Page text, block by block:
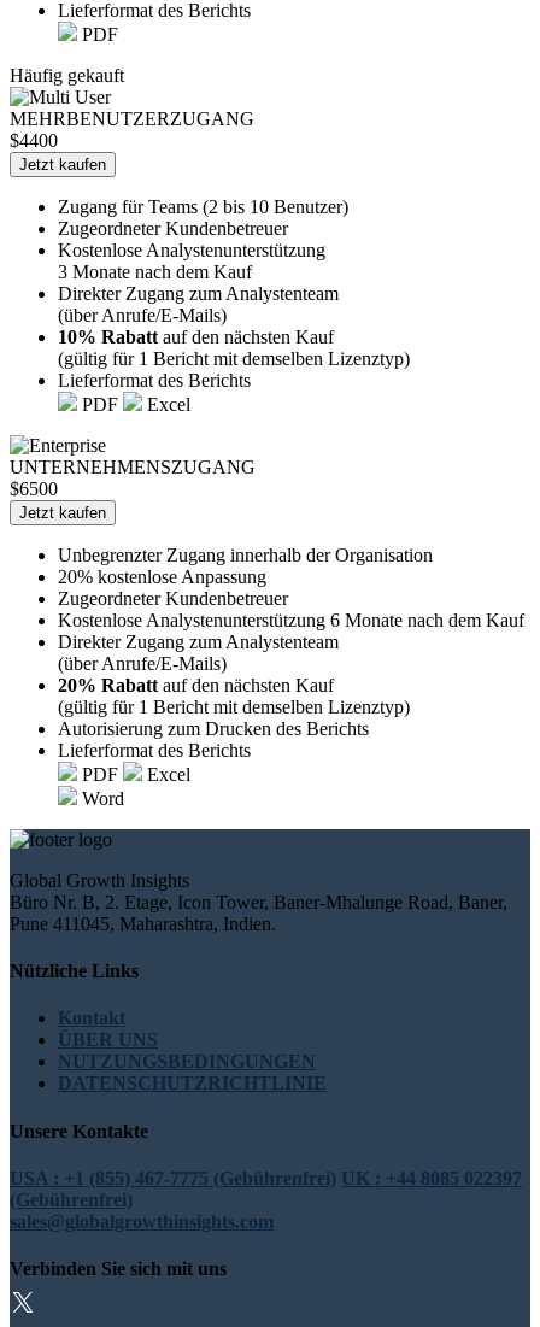
Lieferformat des Berichts
PDF
Häufig gekauft
MEHRBENUTZERZUGANG
$4400
Jetzt kaufen
Zugang für Teams (2 bis 10 Benutzer)
Zugeordneter Kundenbetreuer
Kostenlose Analystenunterstützung
3 Monate nach dem Kauf
Direkter Zugang zum Analystenteam
(über Anrufe/E-Mails)
10% Rabatt auf den nächsten Kauf
(gültig für 1 Bericht mit demselben Lizenztyp)
Lieferformat des Berichts
PDF
Excel
UNTERNEHMENSZUGANG
$6500
Jetzt kaufen
Unbegrenzter Zugang innerhalb der Organisation
20% kostenlose Anpassung
Zugeordneter Kundenbetreuer
Kostenlose Analystenunterstützung 6 Monate nach dem Kauf
Direkter Zugang zum Analystenteam
(über Anrufe/E-Mails)
20% Rabatt auf den nächsten Kauf
(gültig für 1 Bericht mit demselben Lizenztyp)
Autorisierung zum Drucken des Berichts
Lieferformat des Berichts
PDF
Excel
Word
Global Growth Insights
Büro Nr. B, 2. Etage, Icon Tower, Baner-Mhalunge Road, Baner,
Pune 411045, Maharashtra, Indien.
Nützliche Links
Kontakt
ÜBER UNS
NUTZUNGSBEDINGUNGEN
DATENSCHUTZRICHTLINIE
Unsere Kontakte
USA : +1 (855) 467-7775 (Gebührenfrei) UK : +44 8085 022397
(Gebührenfrei)
sales@globalgrowthinsights.com
Verbinden Sie sich mit uns